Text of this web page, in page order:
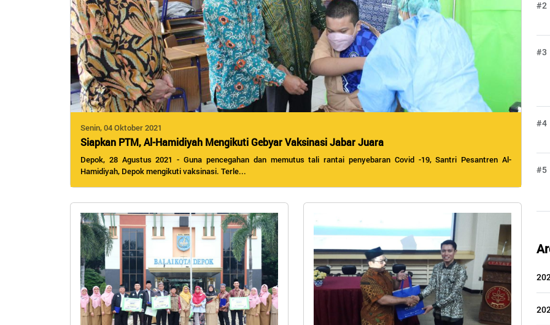
Senin, 04 Oktober 2021
Siapkan PTM, Al-Hamidiyah Mengikuti Gebyar Vaksinasi Jabar Juara
Depok, 28 Agustus 2021 - Guna pencegahan dan memutus tali rantai penyebaran Covid -19, Santri Pesantren Al-
Hamidiyah, Depok mengikuti vaksinasi. Terle...
#2
#3
#4
#5